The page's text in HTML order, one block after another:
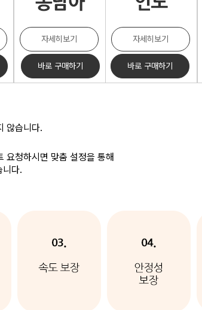
자세히보기
바로 구매하기
자세히보기
바로 구매하기
않습니다.
요청하시면 맞춤 설정을 통해
니다.